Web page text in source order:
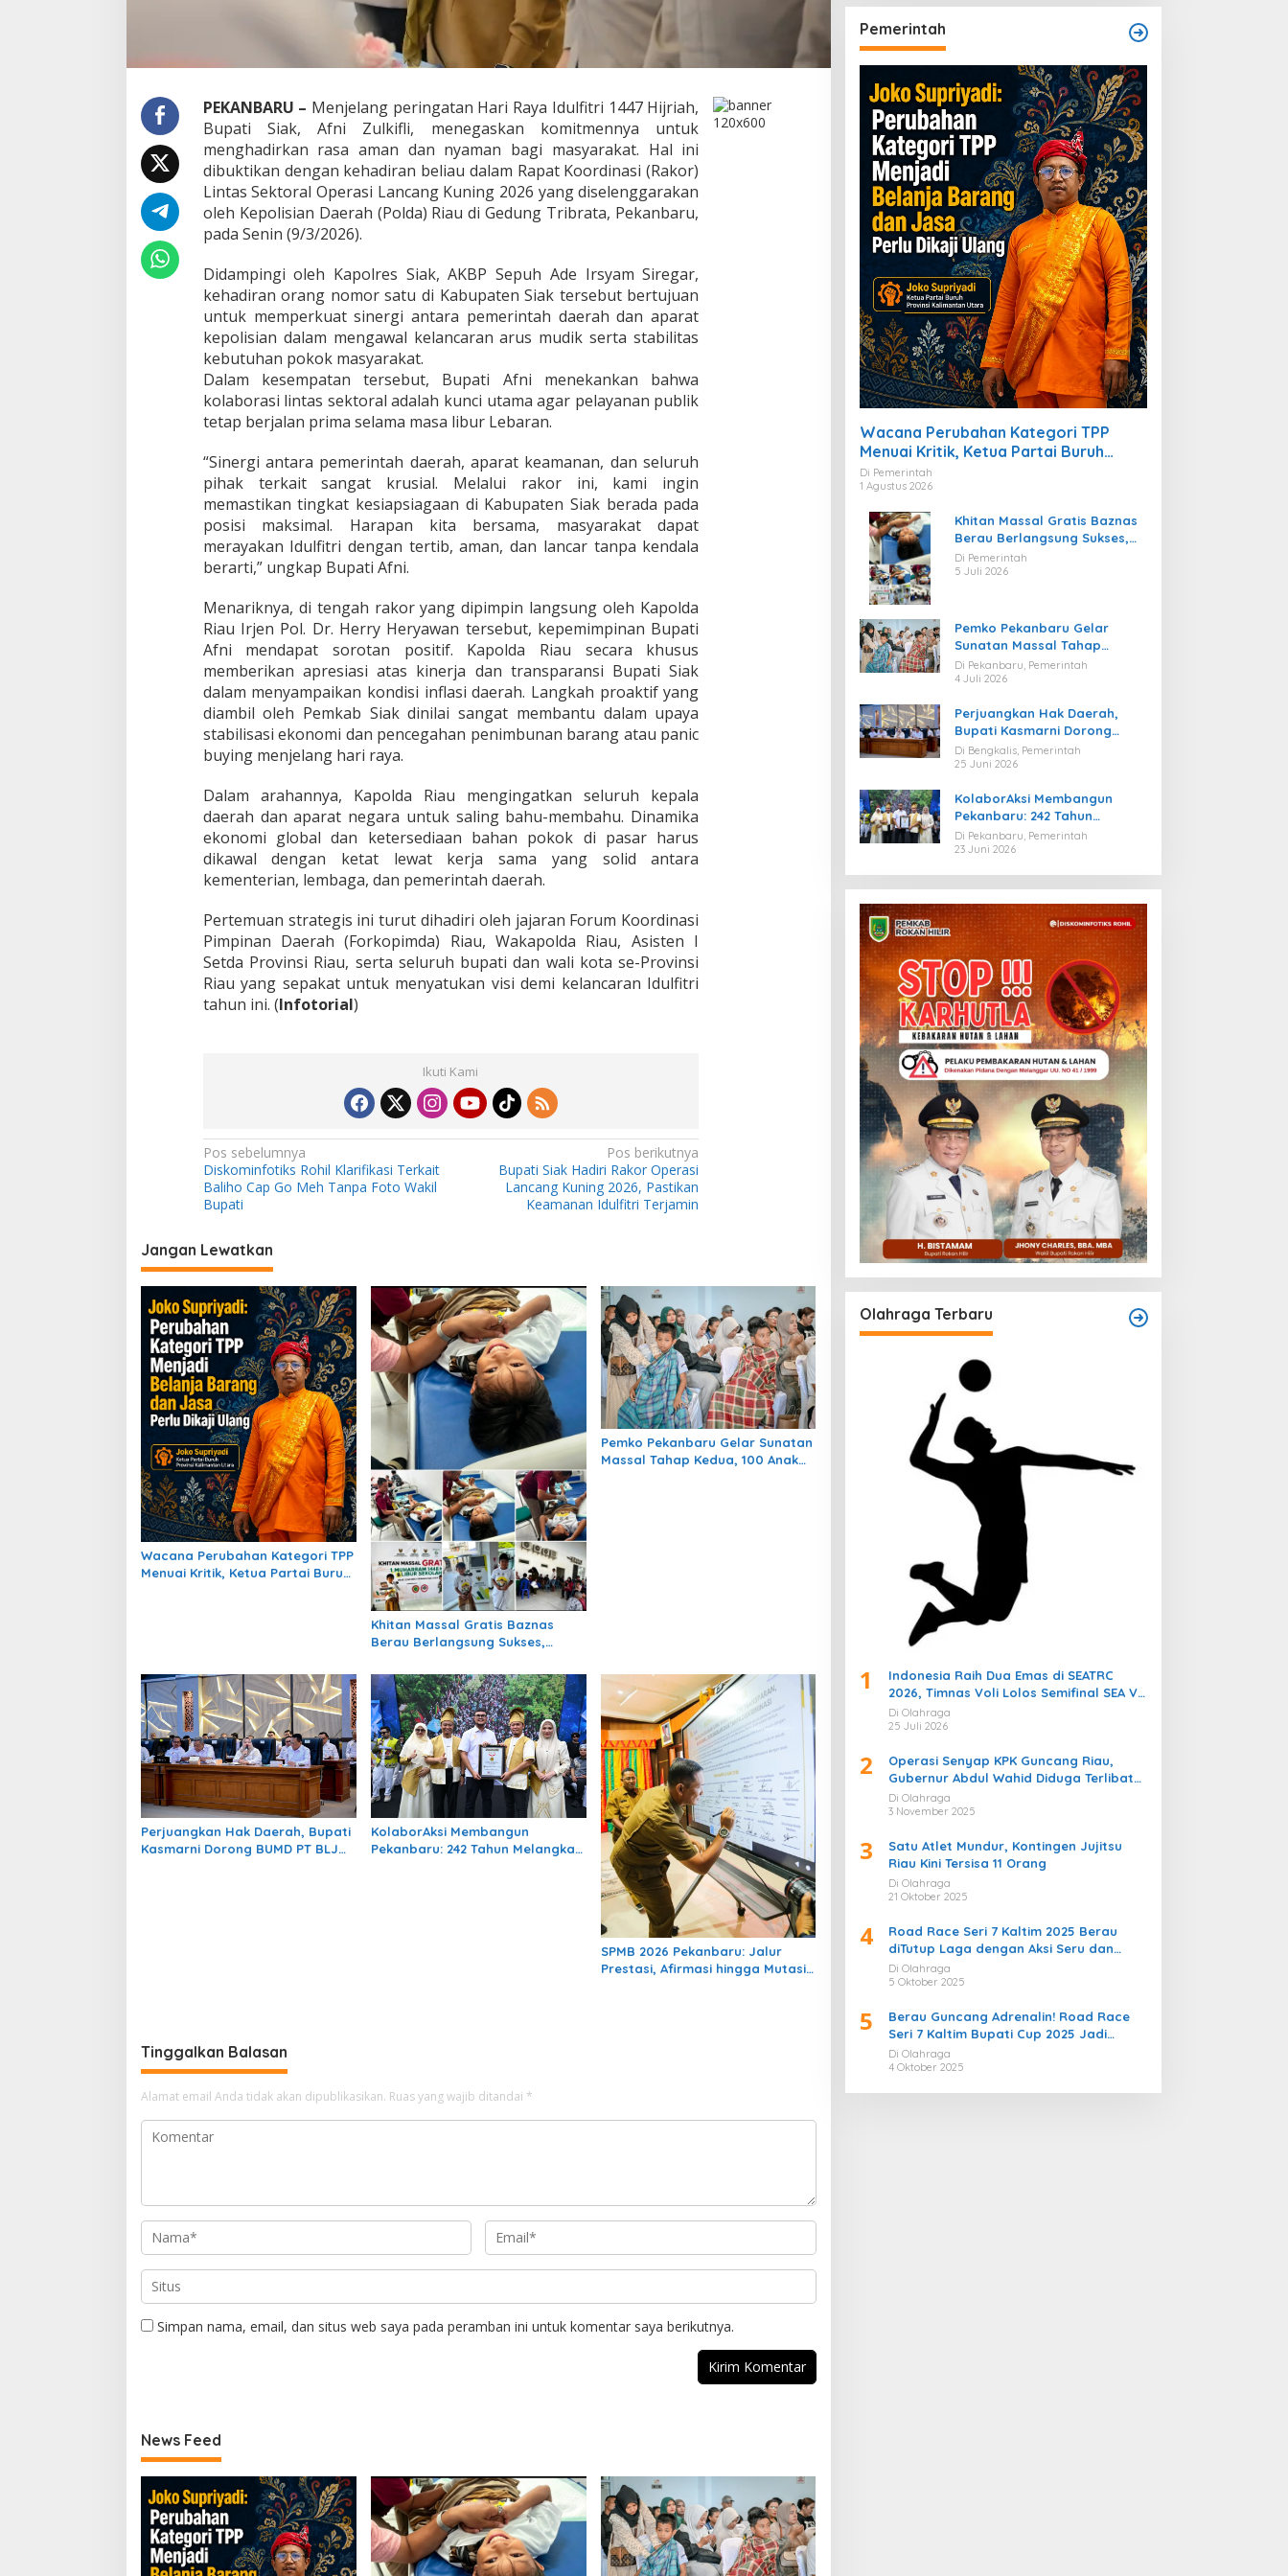
p
t
i
A
f
n
i
M
a
t
n
g
k
a
n
S
i
n
r
i
L
i
t
a
s
e
t
o
r
d
i
O
p
e
a
s
i
L
n
a
n
g
K
u
n
PEKANBARU – Menjelang peringatan Hari Raya Idulfitri 1447 Hijriah,
Bupati Siak, Afni Zulkifli, menegaskan komitmennya untuk
menghadirkan rasa aman dan nyaman bagi masyarakat. Hal ini
dibuktikan dengan kehadiran beliau dalam Rapat Koordinasi (Rakor)
Lintas Sektoral Operasi Lancang Kuning 2026 yang diselenggarakan
oleh Kepolisian Daerah (Polda) Riau di Gedung Tribrata, Pekanbaru,
pada Senin (9/3/2026).
Didampingi oleh Kapolres Siak, AKBP Sepuh Ade Irsyam Siregar,
kehadiran orang nomor satu di Kabupaten Siak tersebut bertujuan
untuk memperkuat sinergi antara pemerintah daerah dan aparat
kepolisian dalam mengawal kelancaran arus mudik serta stabilitas
kebutuhan pokok masyarakat.
Dalam kesempatan tersebut, Bupati Afni menekankan bahwa
kolaborasi lintas sektoral adalah kunci utama agar pelayanan publik
tetap berjalan prima selama masa libur Lebaran.
“Sinergi antara pemerintah daerah, aparat keamanan, dan seluruh
pihak terkait sangat krusial. Melalui rakor ini, kami ingin
memastikan tingkat kesiapsiagaan di Kabupaten Siak berada pada
posisi maksimal. Harapan kita bersama, masyarakat dapat
merayakan Idulfitri dengan tertib, aman, dan lancar tanpa kendala
berarti,” ungkap Bupati Afni.
Menariknya, di tengah rakor yang dipimpin langsung oleh Kapolda
Riau Irjen Pol. Dr. Herry Heryawan tersebut, kepemimpinan Bupati
Afni mendapat sorotan positif. Kapolda Riau secara khusus
memberikan apresiasi atas kinerja dan transparansi Bupati Siak
dalam menyampaikan kondisi inflasi daerah. Langkah proaktif yang
diambil oleh Pemkab Siak dinilai sangat membantu dalam upaya
stabilisasi ekonomi dan pencegahan penimbunan barang atau panic
buying menjelang hari raya.
Dalam arahannya, Kapolda Riau mengingatkan seluruh kepala
daerah dan aparat negara untuk saling bahu-membahu. Dinamika
ekonomi global dan ketersediaan bahan pokok di pasar harus
dikawal dengan ketat lewat kerja sama yang solid antara
kementerian, lembaga, dan pemerintah daerah.
Pertemuan strategis ini turut dihadiri oleh jajaran Forum Koordinasi
Pimpinan Daerah (Forkopimda) Riau, Wakapolda Riau, Asisten I
Setda Provinsi Riau, serta seluruh bupati dan wali kota se-Provinsi
Riau yang sepakat untuk menyatukan visi demi kelancaran Idulfitri
tahun ini. (Infotorial)
Ikuti Kami
N
a
v
i
g
a
s
i
p
o
s
Pos sebelumnya
Diskominfotiks Rohil Klarifikasi Terkait
Baliho Cap Go Meh Tanpa Foto Wakil
Bupati
Pos berikutnya
Bupati Siak Hadiri Rakor Operasi
Lancang Kuning 2026, Pastikan
Keamanan Idulfitri Terjamin
Jangan Lewatkan
Wacana Perubahan Kategori TPP
Menuai Kritik, Ketua Partai Buruh
Khitan Massal Gratis Baznas
Berau Berlangsung Sukses,
Puluhan Anak
Pemko Pekanbaru Gelar Sunatan
Massal Tahap Kedua, 100 Anak
Perjuangkan Hak Daerah, Bupati
Kasmarni Dorong BUMD PT BLJ
KolaborAksi Membangun
Pekanbaru: 242 Tahun Melangkah
SPMB 2026 Pekanbaru: Jalur
Prestasi, Afirmasi hingga Mutasi
Tinggalkan Balasan
Alamat email Anda tidak akan dipublikasikan. Ruas yang wajib ditandai *
Simpan nama, email, dan situs web saya pada peramban ini untuk komentar saya berikutnya.
News Feed
Pemerintah
Wacana Perubahan Kategori TPP
Menuai Kritik, Ketua Partai Buruh
Kaltara Tekankan Kepatuhan Regulasi
Di Pemerintah
1 Agustus 2026
Khitan Massal Gratis Baznas
Berau Berlangsung Sukses,
Hadirkan Kebahagiaan bagi
Puluhan Anak
Di Pemerintah
5 Juli 2026
Pemko Pekanbaru Gelar
Sunatan Massal Tahap
Kedua, 100 Anak Ikuti Khitan
Gratis
Di Pekanbaru, Pemerintah
4 Juli 2026
Perjuangkan Hak Daerah,
Bupati Kasmarni Dorong
BUMD PT BLJ Diprioritaskan
Kelola Migas
Di Bengkalis, Pemerintah
25 Juni 2026
KolaborAksi Membangun
Pekanbaru: 242 Tahun
Melangkah Menuju Kota yang
Lebih Maju
Di Pekanbaru, Pemerintah
23 Juni 2026
Olahraga Terbaru
1
Indonesia Raih Dua Emas di SEATRC
2026, Timnas Voli Lolos Semifinal SEA V
Cup! Pekan Olahraga Nasional
Bergemuruh
Di Olahraga
25 Juli 2026
2
Operasi Senyap KPK Guncang Riau,
Gubernur Abdul Wahid Diduga Terlibat
Kasus Korupsi Proyek
Di Olahraga
3 November 2025
3
Satu Atlet Mundur, Kontingen Jujitsu
Riau Kini Tersisa 11 Orang
Di Olahraga
21 Oktober 2025
4
Road Race Seri 7 Kaltim 2025 Berau
diTutup Laga dengan Aksi Seru dan
Penuh Sportivitas
Di Olahraga
5 Oktober 2025
5
Berau Guncang Adrenalin! Road Race
Seri 7 Kaltim Bupati Cup 2025 Jadi
Momentum Lahirnya Sirkuit Permanen
2026
Di Olahraga
4 Oktober 2025